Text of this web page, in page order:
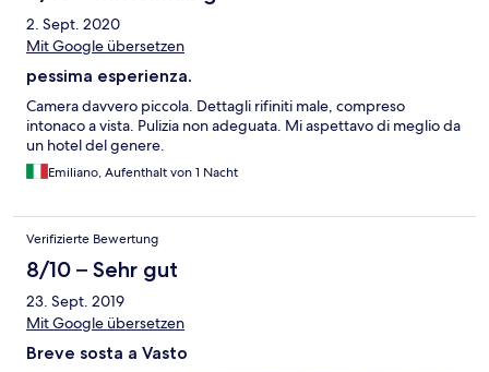
2. Sept. 2020
Mit Google übersetzen
pessima esperienza.
Camera davvero piccola. Dettagli rifiniti male, compreso
intonaco a vista. Pulizia non adeguata. Mi aspettavo di meglio da
un hotel del genere.
Emiliano, Aufenthalt von 1 Nacht
Verifizierte Bewertung
8/10 – Sehr gut
23. Sept. 2019
Mit Google übersetzen
Breve sosta a Vasto